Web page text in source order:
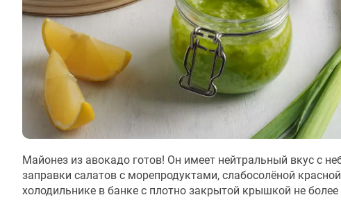
Майонез из авокадо готов! Он имеет нейтральный вкус с
заправки салатов с морепродуктами, слабосолёной
холодильнике в банке с плотно закрытой крышкой не более